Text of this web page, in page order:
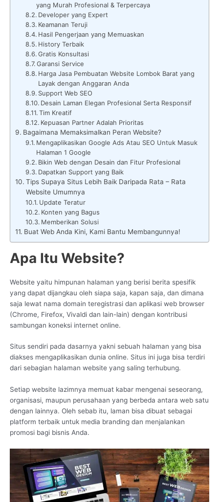
yang Murah Profesional & Terpercaya
Developer yang Expert
Keamanan Teruji
Hasil Pengerjaan yang Memuaskan
History Terbaik
Gratis Konsultasi
Garansi Service
Harga Jasa Pembuatan Website Lombok Barat yang
Layak dengan Anggaran Anda
Support Web SEO
Desain Laman Elegan Profesional Serta Responsif
Tim Kreatif
Kepuasan Partner Adalah Prioritas
Bagaimana Memaksimalkan Peran Website?
Mengaplikasikan Google Ads Atau SEO Untuk Masuk
Halaman 1 Google
Bikin Web dengan Desain dan Fitur Profesional
Dapatkan Support yang Baik
Tips Supaya Situs Lebih Baik Daripada Rata – Rata
Website Umumnya
Update Teratur
Konten yang Bagus
Memberikan Solusi
Buat Web Anda Kini, Kami Bantu Membangunnya!
Apa Itu Website?
Website yaitu himpunan halaman yang berisi berita spesifik
yang dapat dijangkau oleh siapa saja, kapan saja, dan dimana
saja lewat nama domain teregistrasi dan aplikasi web browser
(Chrome, Firefox, Vivaldi dan lain-lain) dengan kontribusi
sambungan koneksi internet online.
Situs sendiri pada dasarnya yakni sebuah halaman yang bisa
diakses mengaplikasikan dunia online. Situs ini juga bisa terdiri
dari sebagian halaman website yang saling terhubung.
Setiap website lazimnya memuat kabar mengenai seseorang,
organisasi, maupun perusahaan yang berbeda antara web satu
dengan lainnya. Oleh sebab itu, laman bisa dibuat sebagai
platform terbaik untuk media branding dan menjalankan
promosi bagi bisnis Anda.